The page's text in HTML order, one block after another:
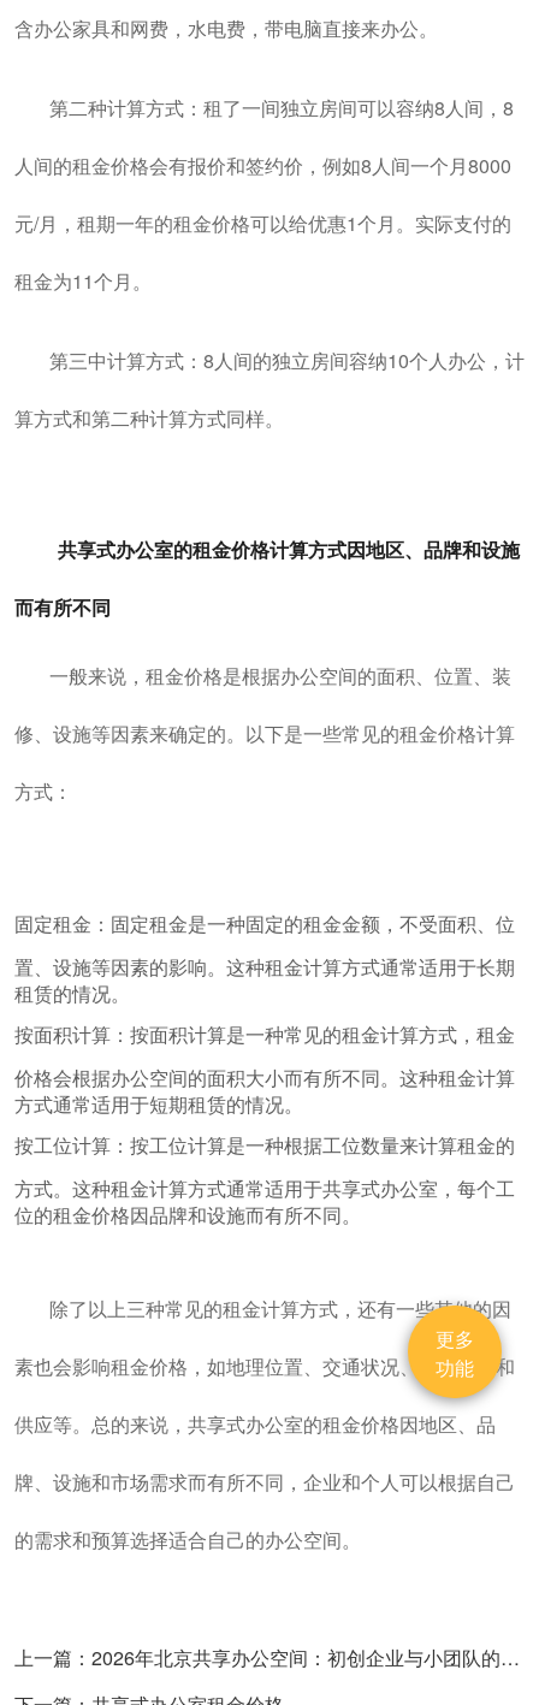
含办公家具和网费，水电费，带电脑直接来办公。
第二种计算方式：租了一间独立房间可以容纳8人间，8
人间的租金价格会有报价和签约价，例如8人间一个月8000
元/月，租期一年的租金价格可以给优惠1个月。实际支付的
租金为11个月。
第三中计算方式：8人间的独立房间容纳10个人办公，计
算方式和第二种计算方式同样。
共享式办公室的租金价格计算方式因地区、品牌和设施
而有所不同
一般来说，租金价格是根据办公空间的面积、位置、装
修、设施等因素来确定的。以下是一些常见的租金价格计算
方式：
固定租金：固定租金是一种固定的租金金额，不受面积、位
置、设施等因素的影响。这种租金计算方式通常适用于长期
租赁的情况。
按面积计算：按面积计算是一种常见的租金计算方式，租金
价格会根据办公空间的面积大小而有所不同。这种租金计算
方式通常适用于短期租赁的情况。
按工位计算：按工位计算是一种根据工位数量来计算租金的
方式。这种租金计算方式通常适用于共享式办公室，每个工
位的租金价格因品牌和设施而有所不同。
除了以上三种常见的租金计算方式，还有一些其他的因
素也会影响租金价格，如地理位置、交通状况、市场需求和
供应等。总的来说，共享式办公室的租金价格因地区、品
牌、设施和市场需求而有所不同，企业和个人可以根据自己
的需求和预算选择适合自己的办公空间。
上一篇：2026年北京共享办公空间：初创企业与小团队的理想选择
更多
功能